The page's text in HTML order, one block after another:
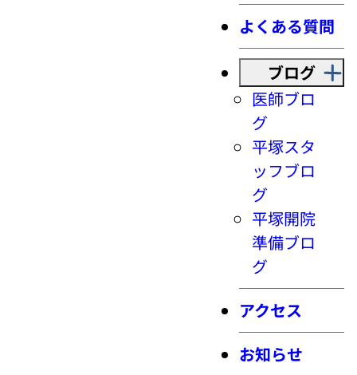
よくある質問
ブログ
医師ブロ
グ
平塚スタ
ッフブロ
グ
平塚開院
準備ブロ
グ
アクセス
お知らせ